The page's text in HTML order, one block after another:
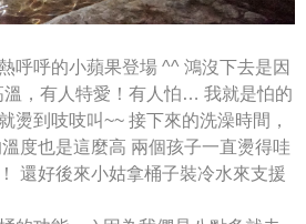
呼呼的小蘋果登場 ^^ 鴻沒下去是因
溫，有人特愛！有人怕… 我就是怕的
燙到吱吱叫~~ 接下來的洗澡時間，
度也是這麼高 兩個孩子一直燙得哇
還好後來小姑拿桶子裝冷水來支援